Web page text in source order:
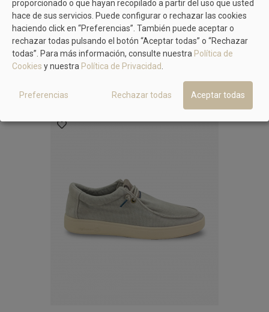
TAMBIÉN TE PUEDE GUSTAR
No hay artículos
MÁS MODELOS DE NATURAL WORLD
proporcionado o que hayan recopilado a partir del uso que usted
hace de sus servicios. Puede configurar o rechazar las cookies
haciendo click en “Preferencias”. También puede aceptar o
rechazar todas pulsando el botón “Aceptar todas” o “Rechazar
todas”. Para más información, consulte nuestra Política de
Cookies y nuestra Política de Privacidad
Preferencias Rechazar todas Aceptar todas